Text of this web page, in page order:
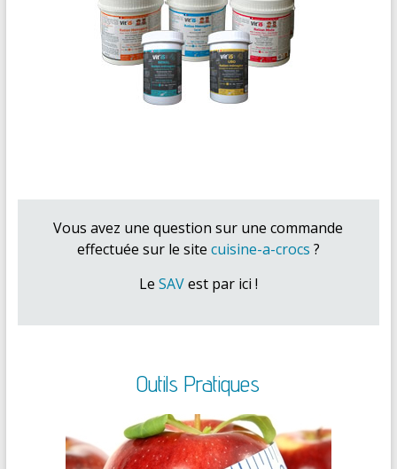
Vous avez une question sur une commande
effectuée sur le site cuisine-a-crocs ?
Le SAVest par ici !
Outils Pratiques